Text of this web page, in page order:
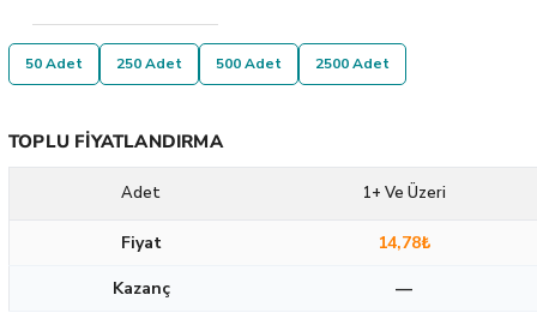
50 Adet 250 Adet 500 Adet 2500 Adet
TOPLU FIYATLANDIRMA
Adet 1+ Ve Üzeri
Fiyat
14,78₺
Kazanç
—